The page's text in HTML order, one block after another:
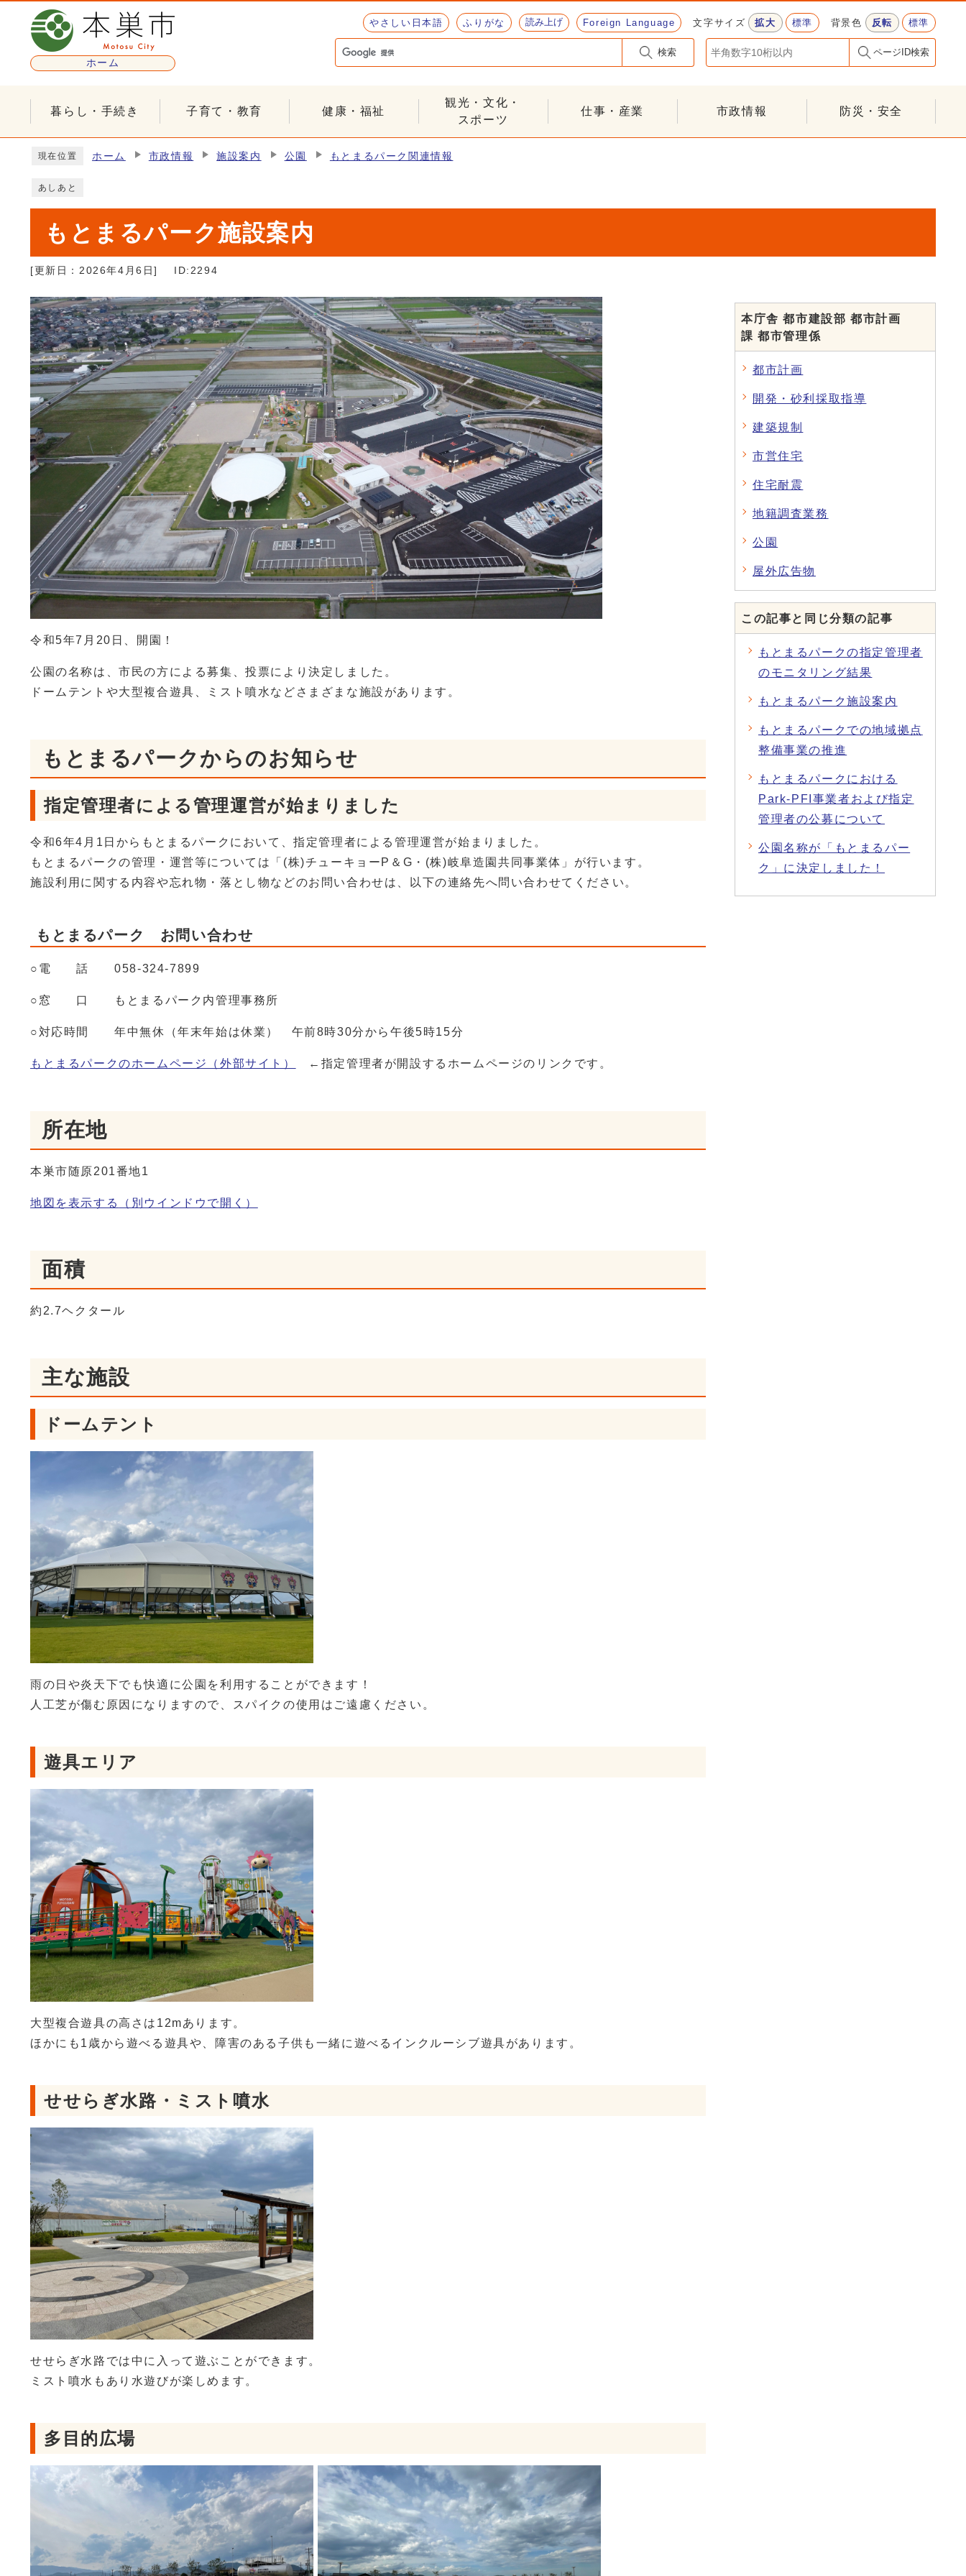
ページの先頭です
ホーム
やさしい日本語 ふりがな 読み上げ Foreign Language 文字サイズ 拡大 標準 背景色 反転 標準
検索 ページID検索
暮らし・手続き 子育て・教育 健康・福祉
観光・文化・
スポーツ
仕事・産業 市政情報 防災・安全
現在位置 ホーム 市政情報 施設案内 公園 もとまるパーク関連情報
あしあと
もとまるパーク施設案内
[更新日： 2026年4月6日] ID:2294
令和5年7月20日、開園！
公園の名称は、市民の方による募集、投票により決定しました。
ドームテントや大型複合遊具、ミスト噴水などさまざまな施設があります。
もとまるパークからのお知らせ
指定管理者による管理運営が始まりました
令和6年4月1日からもとまるパークにおいて、指定管理者による管理運営が始まりました。
もとまるパークの管理・運営等については「(株)チューキョーP＆G・(株)岐阜造園共同事業体」が行います。
施設利用に関する内容や忘れ物・落とし物などのお問い合わせは、以下の連絡先へ問い合わせてください。
もとまるパーク お問い合わせ
○電 話 058-324-7899
○窓 口 もとまるパーク内管理事務所
○対応時間 年中無休（年末年始は休業） 午前8時30分から午後5時15分
もとまるパークのホームページ（外部サイト） ←指定管理者が開設するホームページのリンクです。
所在地
本巣市随原201番地1
地図を表示する （別ウインドウで開く）
面積
約2.7ヘクタール
主な施設
ドームテント
雨の日や炎天下でも快適に公園を利用することができます！
人工芝が傷む原因になりますので、スパイクの使用はご遠慮ください。
遊具エリア
大型複合遊具の高さは12mあります。
ほかにも1歳から遊べる遊具や、障害のある子供も一緒に遊べるインクルーシブ遊具があります。
せせらぎ水路・ミスト噴水
せせらぎ水路では中に入って遊ぶことができます。
ミスト噴水もあり水遊びが楽しめます。
多目的広場
本庁舎 都市建設部 都市計画
課 都市管理係
都市計画
開発・砂利採取指導
建築規制
市営住宅
住宅耐震
地籍調査業務
公園
屋外広告物
この記事と同じ分類の記事
もとまるパークの指定管理者
のモニタリング結果
もとまるパーク施設案内
もとまるパークでの地域拠点
整備事業の推進
もとまるパークにおける
Park-PFI事業者および指定
管理者の公募について
公園名称が「もとまるパー
ク」に決定しました！